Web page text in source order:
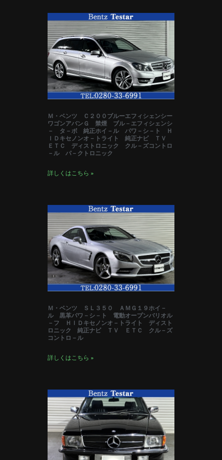
Ｍ・ベンツ Ｃ２００ブルーエフィシェンシー
ワゴンアバンＧ 禁煙 ブル－エフィシェンシ
－ タ－ボ 純正ホイ－ル パワ－シ－ト Ｈ
ＩＤキセノンオ－トライト 純正ナビ ＴＶ
ＥＴＣ ディストロニック クル－ズコントロ
－ル パ－クトロニック
詳しくはこちら »
Ｍ・ベンツ ＳＬ３５０ ＡＭＧ１９ホイ－
ル 黒革パワ－シ－ト 電動オープンバリオル
－フ ＨＩＤキセノンオ－トライト ディスト
ロニック 純正ナビ ＴＶ ＥＴＣ クル－ズ
コントロ－ル
詳しくはこちら »